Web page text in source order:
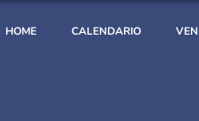
HOME CALENDARIO